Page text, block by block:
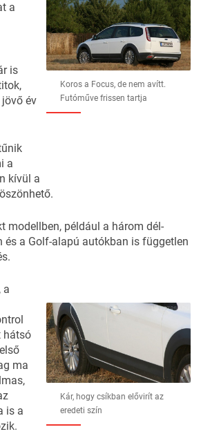
Koros a Focus, de nem avítt.
Futóműve frissen tartja
a
is
év
a
kívül a
modellben, például a három dél-
és a Golf-alapú autókban is független
Kár, hogy csíkban elővirít az
eredeti szín
a
hátsó
ma
is a